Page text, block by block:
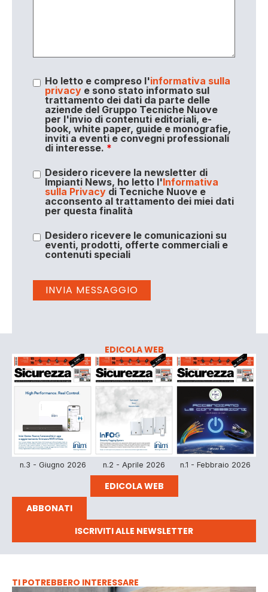
Ho letto e compreso l'informativa sulla
privacye sono stato informato sul
trattamento dei dati da parte delle
aziende del Gruppo Tecniche Nuove
per l'invio di contenuti editoriali, e-
book, white paper, guide e monografie,
inviti a eventi e convegni professionali
di interesse. *
Desidero ricevere la newsletter di
Impianti News, ho letto l'Informativa
sulla Privacydi Tecniche Nuove e
acconsento al trattamento dei miei dati
per questa finalità
Desidero ricevere le comunicazioni su
eventi, prodotti, offerte commerciali e
contenuti speciali
EDICOLA WEB
n.3 - Giugno 2026 n.2 - Aprile 2026 n.1 - Febbraio 2026
EDICOLA WEB
ABBONATI
ISCRIVITI ALLE NEWSLETTER
TI POTREBBERO INTERESSARE